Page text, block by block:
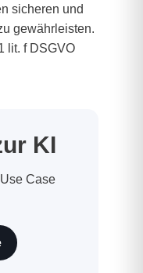
sicheren und
gewährleisten.
lit. f DSGVO
KI
Case